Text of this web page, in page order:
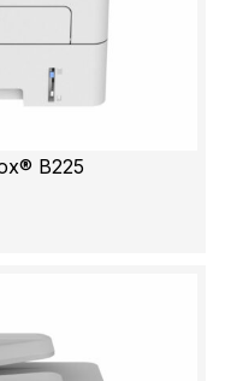
B225